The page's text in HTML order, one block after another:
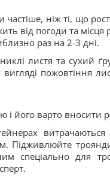
ніж ті, що
від погоди та
раз на 2-3 дні.
листя та сухий
пожовтіння
його варто вносити
троянди
спеціально для